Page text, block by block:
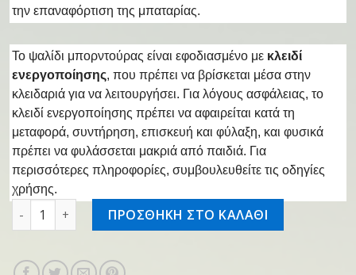
την επαναφόρτιση της μπαταρίας.
Το ψαλίδι μπορντούρας είναι εφοδιασμένο με κλειδί
ενεργοποίησης, που πρέπει να βρίσκεται μέσα στην
κλειδαριά για να λειτουργήσει. Για λόγους ασφάλειας, το
κλειδί ενεργοποίησης πρέπει να αφαιρείται κατά τη
μεταφορά, συντήρηση, επισκευή και φύλαξη, και φυσικά
πρέπει να φυλάσσεται μακριά από παιδιά. Για
περισσότερες πληροφορίες, συμβουλευθείτε τις οδηγίες
χρήσης.
HSA 45 επαν/νο ψαλίδι μπορντούρας, 500mm/20"
ΠΡΟΣΘΗΚΗ ΣΤΟ ΚΑΛΑΘΙ